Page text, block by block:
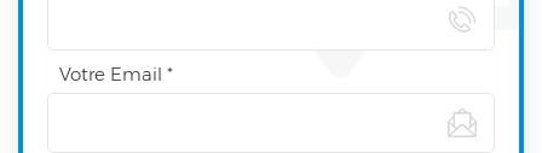
Votre Email *